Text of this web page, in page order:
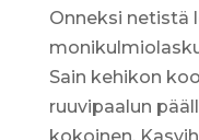
Onneksi netistä
Sain kehikon
ruuvipaalun